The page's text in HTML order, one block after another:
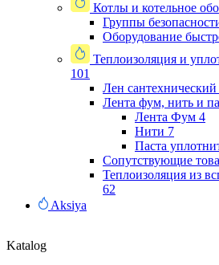
Котлы и котельное
Группы
Оборудование
Теплоизоляция и
101
Лен сантехнический
Лента фум, нить и
Лента Фум 4
Нити 7
Паста
Сопутствующие
Теплоизоляция из
62
Aksiya
Katalog